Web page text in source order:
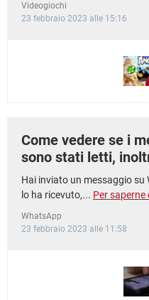
Videogiochi
23 febbraio 2023 alle 15:16
Come vedere se i
sono stati letti,
Hai inviato un messaggio su
lo ha ricevuto,... Per saperne
WhatsApp
23 febbraio 2023 alle 11:58